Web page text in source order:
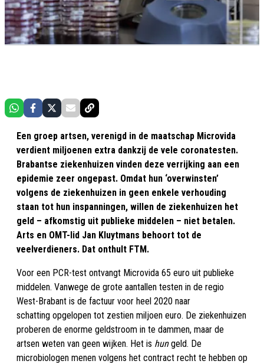
Een groep artsen, verenigd in de maatschap Microvida
verdient miljoenen extra dankzij de vele coronatesten.
Brabantse ziekenhuizen vinden deze verrijking aan een
epidemie zeer ongepast. Omdat hun ‘overwinsten’
volgens de ziekenhuizen in geen enkele verhouding
staan tot hun inspanningen, willen de ziekenhuizen het
geld – afkomstig uit publieke middelen – niet betalen.
Arts en OMT-lid Jan Kluytmans behoort tot de
veelverdieners. Dat onthult FTM.
Voor een PCR-test ontvangt Microvida 65 euro uit publieke
middelen. Vanwege de grote aantallen testen in de regio
West-Brabant is de factuur voor heel 2020 naar
schatting opgelopen tot zestien miljoen euro. De ziekenhuizen
proberen de enorme geldstroom in te dammen, maar de
artsen weten van geen wijken. Het is hungeld. De
microbiologen menen volgens het contract recht te hebben op